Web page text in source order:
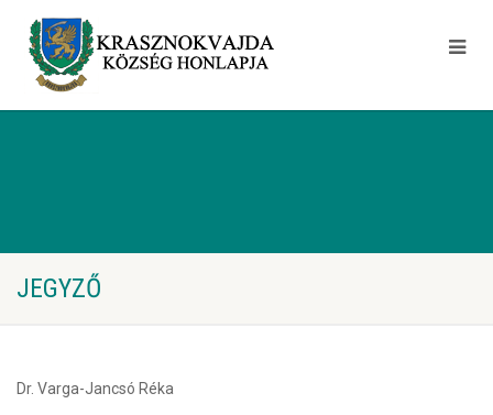
JEGYZŐ
Dr. Varga-Jancsó Réka